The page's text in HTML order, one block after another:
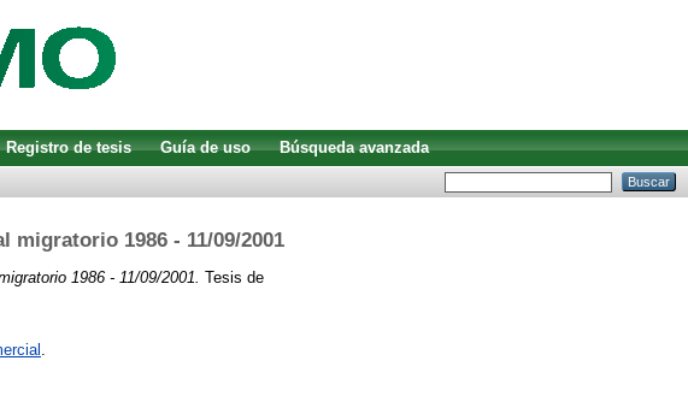
Registro de tesis Guía de uso
Búsqueda avanzada
1986 - 11/09/2001
1986 - 11/09/2001.
Tesis de
.